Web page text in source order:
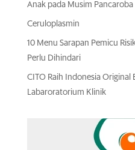
Anak pada Musim Pancaroba
Ceruloplasmin
10 Menu Sarapan Pemicu
Perlu Dihindari
CITO Raih Indonesia Original
Labaroratorium Klinik